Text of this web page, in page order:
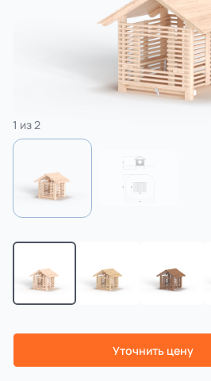
Комплексы для лазания
3 категории
4 категории
1 из2
Уточнить цену